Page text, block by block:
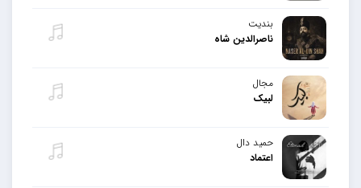
بندیت
ناصرالدین شاه
مجال
لبیک
حمید دال
اعتماد